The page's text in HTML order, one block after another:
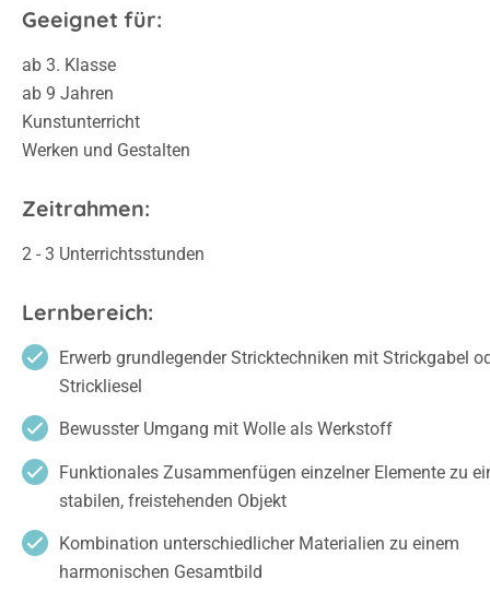
Geeignet für:
ab 3. Klasse
ab 9 Jahren
Kunstunterricht
Werken und Gestalten
Zeitrahmen:
2 - 3 Unterrichtsstunden
Lernbereich:
Erwerb grundlegender Stricktechniken mit Strickgabel
Strickliesel
Bewusster Umgang mit Wolle als Werkstoff
Funktionales Zusammenfügen einzelner Elemente zu
stabilen, freistehenden Objekt
Kombination unterschiedlicher Materialien zu einem
harmonischen Gesamtbild